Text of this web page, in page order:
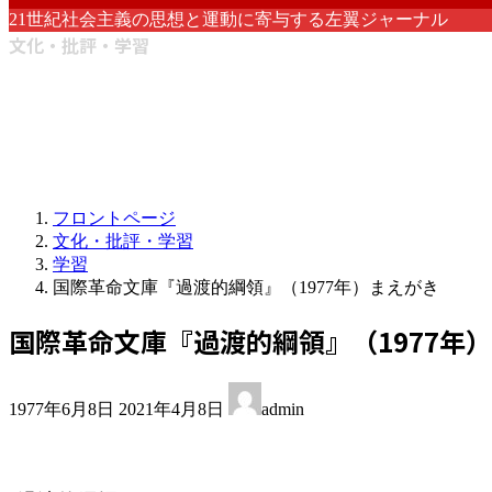
21世紀社会主義の思想と運動に寄与する左翼ジャーナル
文化・批評・学習
フロントページ
文化・批評・学習
学習
国際革命文庫『過渡的綱領』（1977年）まえがき
国際革命文庫『過渡的綱領』（1977年
1977年6月8日 終
2021年4月8日 admin